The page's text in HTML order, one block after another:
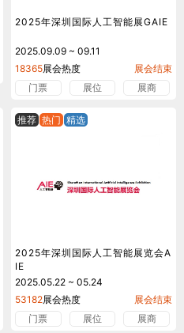
2025年深圳国际人工智能展GAIE
2025.09.09 ~ 09.11
18365展会热度
展会结束
门票
展位 展商
推荐 热门 精选
2025年深圳国际人工智能展览会A
IE
2025.05.22 ~ 05.24
53182展会热度
展会结束
门票
展位 展商